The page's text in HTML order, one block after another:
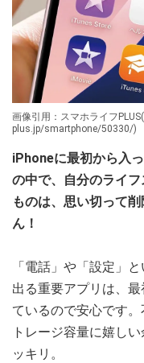
画像引用：スマホライフ
plus.jp/smartphone/50330/)
iPhoneに最初から入
の中で、自分のライ
ものは、思い切って
ん！
「電話」や「設定」
出る重要アプリは、
ているので安心です
トレージ容量に嬉し
ッキリ。